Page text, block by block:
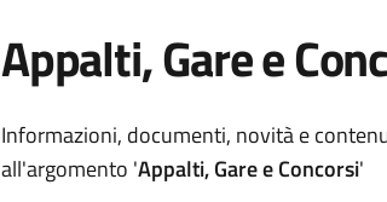
Appalti, Gare e
Dettagli
Informazioni, documenti, novità e
all'argomento 'Appalti, Gare e Concorsi'